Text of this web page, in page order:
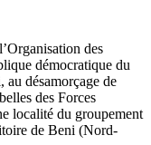
des
démocratique du
désamorçage de
des Forces
localité du groupement
de Beni (Nord-